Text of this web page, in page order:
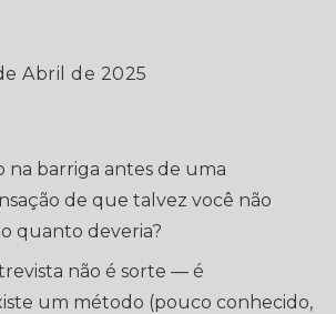
Abril de 2025
na barriga antes de uma
de que talvez você não
quanto deveria?
não é sorte — é
um método (pouco conhecido,